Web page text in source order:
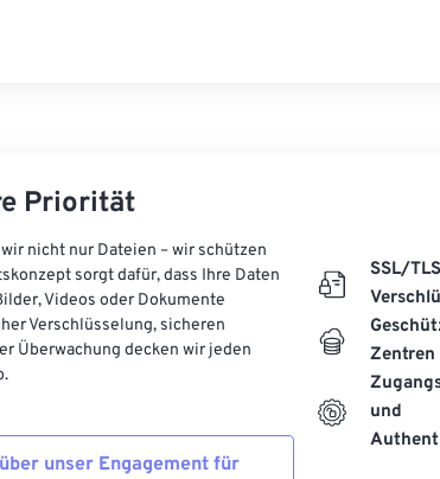
Priorität
nicht nur Dateien – wir schützen
sorgt dafür, dass Ihre Daten
Videos oder Dokumente
Verschlüsselung, sicheren
Überwachung decken wir jeden
unser Engagement für
SSL/TLS
Zentren
und